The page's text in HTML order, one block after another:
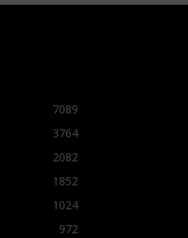
7089
3764
2082
1852
1024
972